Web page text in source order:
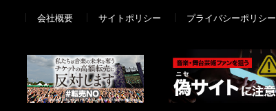
会社概要 サイトポリシー プライバシーポリシー